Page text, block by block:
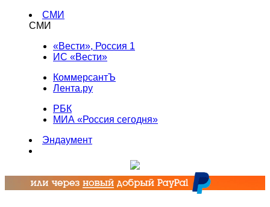
СМИ
СМИ
«Вести», Россия 1
ИС «Вести»
КоммерсантЪ
Лента.ру
РБК
МИА «Россия сегодня»
Эндаумент